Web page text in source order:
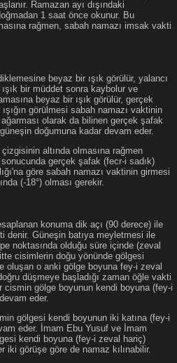
Ramazan ayı dışındaki
1 saat önce okunur. Bu
rağmen, sabah namazı imsak vakti
beyaz bir ışık görülür, yalancı
bir müddet sonra kaybolur ve
beyaz bir ışık görülür, gerçek
görülmesi sabah namazı vaktinin
olarak da bilinen gerçek şafak
doğumuna kadar devam eder.
altında olmasına rağmen
sonucunda gerçek şafak (fecr-i sadık)
göre sabah namazı vaktinin girmesi
(-18°) olması gerekir.
konuma dik açı (90 derece) ile
denir. Güneşin batıya meyletmesi ile
noktasında olduğu süre içinde (zeval
cisimlerin doğu yönünde gölgesi
oluşan o anki gölge boyuna fey-i zeval
düşmeye başladığı zaman öğle vakti
cismin gölge boyunun kendi boyuna (fey-i
eder.
gölgesi kendi boyunun iki katına (fey-i
eder. İmam Ebu Yusuf ve İmam
kendi boyuna (fey-i zeval hariç)
iki görüşe göre de namaz kılınabilir.